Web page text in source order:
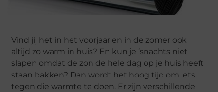
Vind jij het in het voorjaar en in de zomer ook
altijd zo warm in huis? En kun je ‘snachts niet
slapen omdat de zon de hele dag op je huis heeft
staan bakken? Dan wordt het hoog tijd om iets
tegen die warmte te doen. Er zijn verschillende